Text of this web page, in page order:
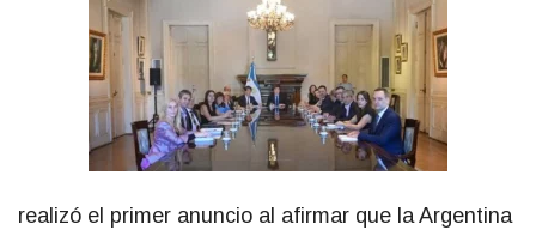
realizó el primer anuncio al afirmar que la Argentina